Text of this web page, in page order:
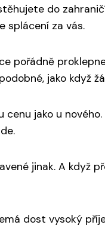
do
splácení za vás.
pořádně
jako když
jako u
jinak. A když
dost vysoký